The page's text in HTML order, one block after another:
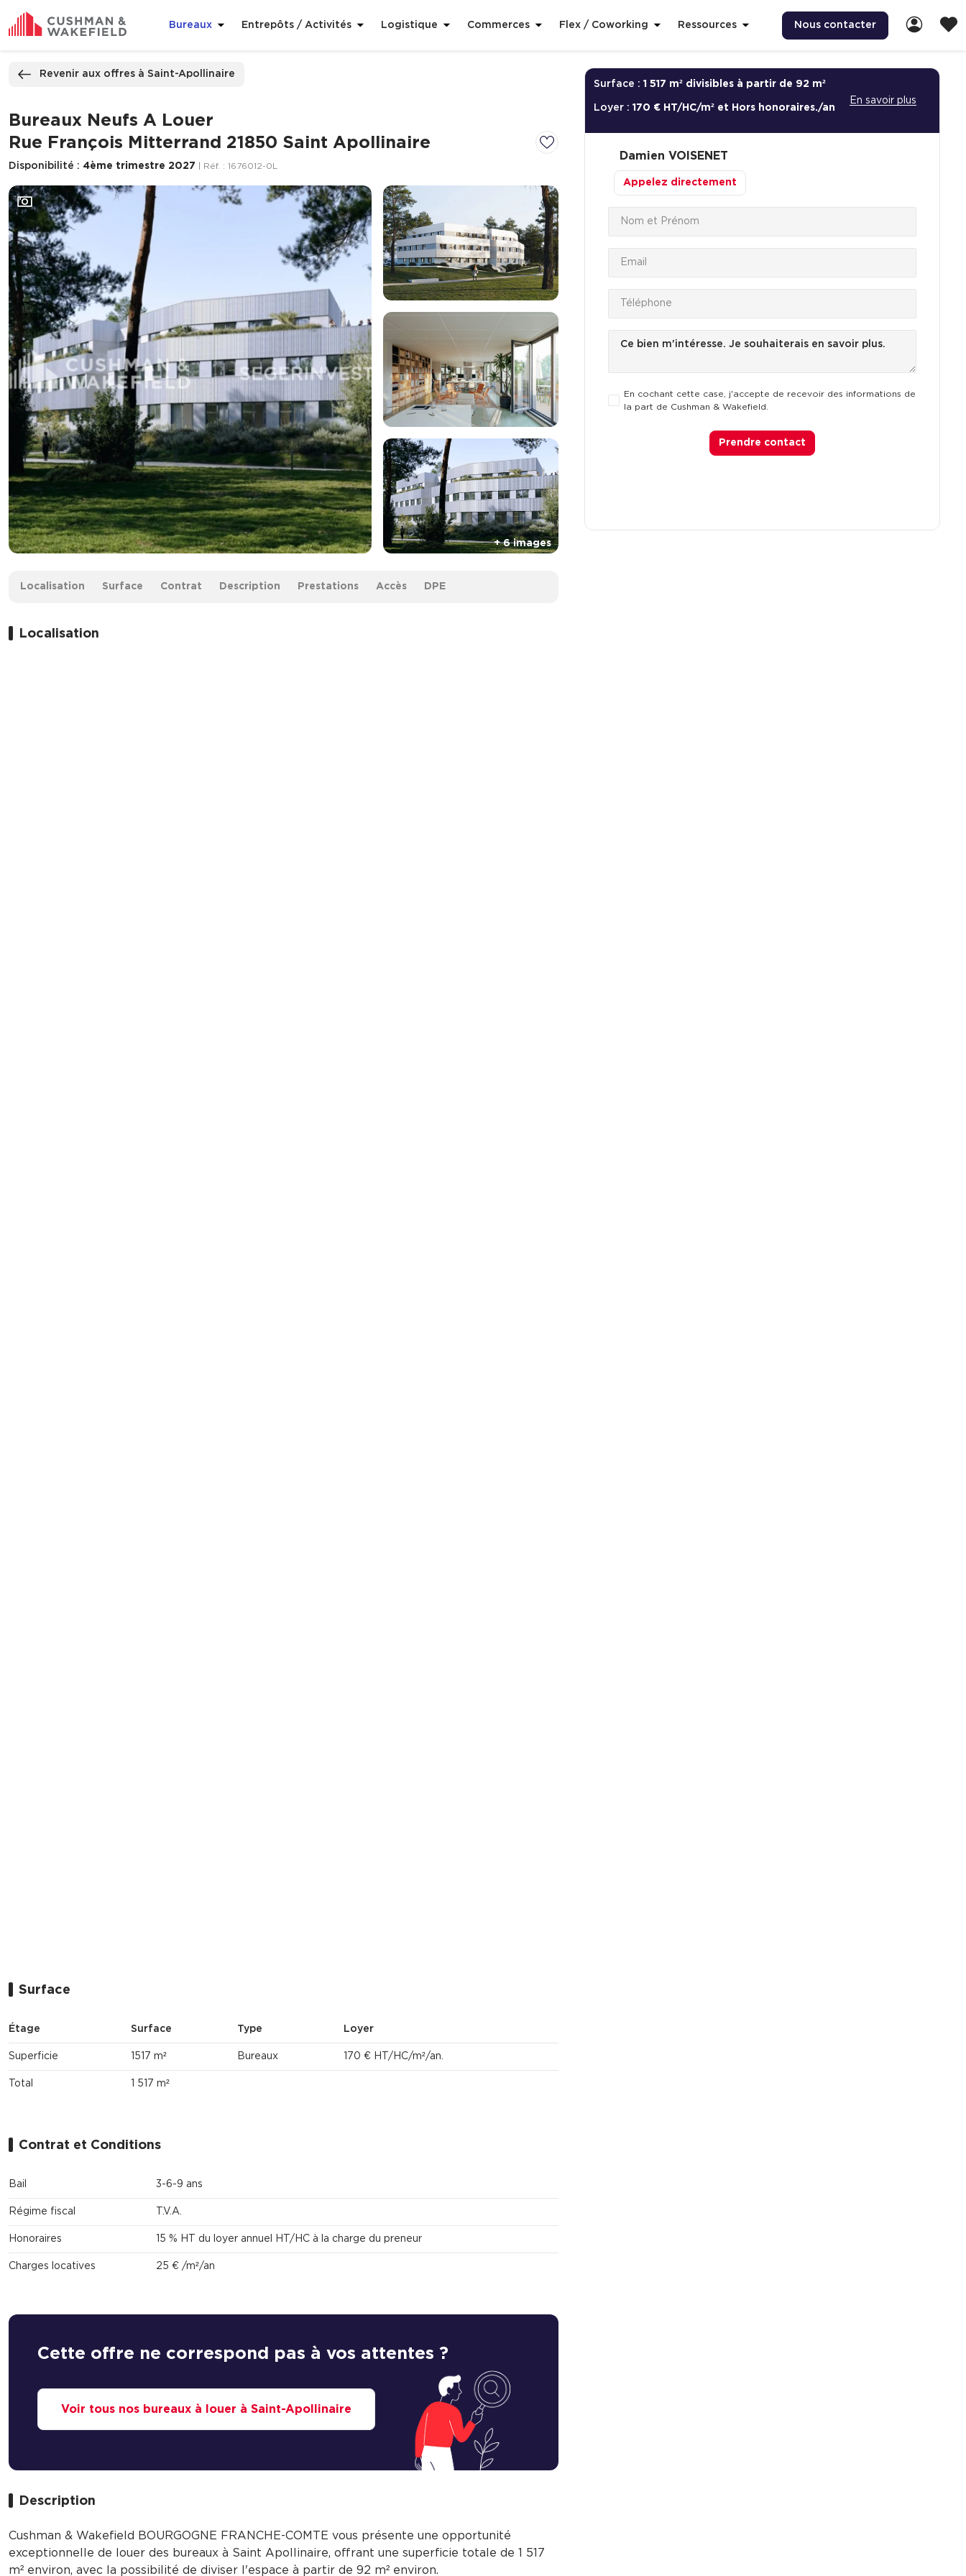
Bureaux Entrepôts / Activités Logistique Commerces Flex / Coworking Ressources Nous contacter
Revenir aux offres à Saint-Apollinaire
Bureaux Neufs A Louer
Rue François Mitterrand 21850 Saint Apollinaire
Disponibilité : 4ème trimestre 2027 | Réf. : 1676012-0L
Localisation Surface Contrat Description Prestations Accès DPE
Localisation
Surface
Étage Surface Type Loyer
Superficie 1517 m² Bureaux 170 € HT/HC/m²/an.
Total 1 517 m²
Contrat et Conditions
Bail 3-6-9 ans
Régime fiscal T.V.A.
Honoraires 15 % HT du loyer annuel HT/HC à la charge du preneur
Charges locatives 25 € /m²/an
Cette offre ne correspond pas à vos attentes ?
Voir tous nos bureaux à louer à Saint-Apollinaire
Description
Cushman & Wakefield BOURGOGNE FRANCHE-COMTE vous présente une opportunité
exceptionnelle de louer des bureaux à Saint Apollinaire, offrant une superficie totale de 1 517
m² environ, avec la possibilité de diviser l'espace à partir de 92 m² environ.
Surface : 1 517 m² divisibles à partir de 92 m²
Loyer : 170 € HT/HC/m² et Hors honoraires./an
En savoir plus
Damien VOISENET
Appelez directement
En cochant cette case, j'accepte de recevoir des informations de
la part de Cushman & Wakefield.
Prendre contact